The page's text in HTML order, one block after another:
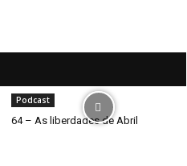
Podcast
64 – As liberdades de Abril